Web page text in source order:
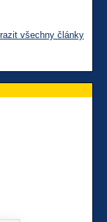
všechny články